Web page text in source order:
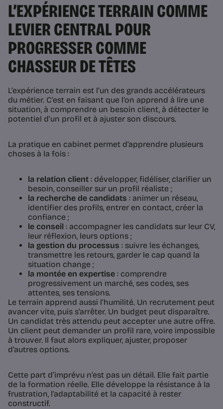
L’EXPÉRIENCE TERRAIN COMME
LEVIER CENTRAL POUR
PROGRESSER COMME
CHASSEUR DE TÊTES
L’expérience terrain est l’un des grands accélérateurs
du métier. C’est en faisant que l’on apprend à lire une
situation, à comprendre un besoin client, à détecter le
potentiel d’un profil et à ajuster son discours.
La pratique en cabinet permet d’apprendre plusieurs
choses à la fois :
la relation client : développer, fidéliser, clarifier un
besoin, conseiller sur un profil réaliste ;
la recherche de candidats : animer un réseau,
identifier des profils, entrer en contact, créer la
confiance ;
le conseil : accompagner les candidats sur leur CV,
leur réflexion, leurs options ;
la gestion du processus : suivre les échanges,
transmettre les retours, garder le cap quand la
situation change ;
la montée en expertise : comprendre
progressivement un marché, ses codes, ses
attentes, ses tensions.
Le terrain apprend aussi l’humilité. Un recrutement peut
avancer vite, puis s’arrêter. Un budget peut disparaître.
Un candidat très attendu peut accepter une autre offre.
Un client peut demander un profil rare, voire impossible
à trouver. Il faut alors expliquer, ajuster, proposer
d’autres options.
Cette part d’imprévu n’est pas un détail. Elle fait partie
de la formation réelle. Elle développe la résistance à la
frustration, l’adaptabilité et la capacité à rester
constructif.